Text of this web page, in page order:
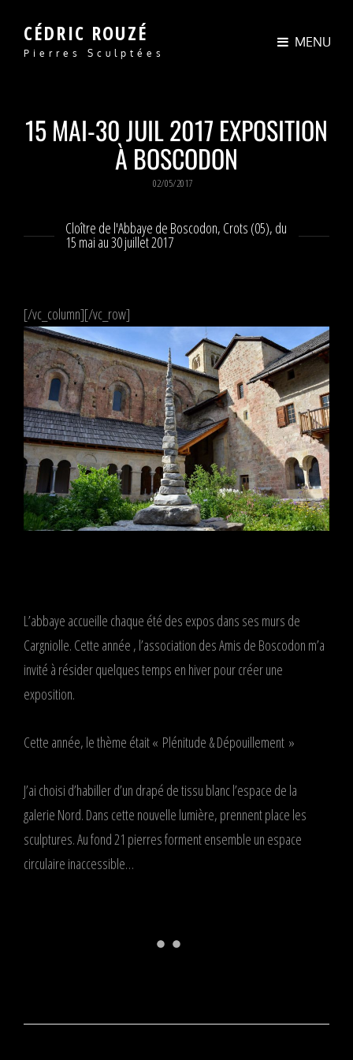
CÉDRIC ROUZÉ
Pierres Sculptées
MENU
15 MAI-30 JUIL 2017 EXPOSITION
À BOSCODON
POSTED
02/05/2017
Cloître de l'Abbaye de Boscodon, Crots (05), du
15 mai au 30 juillet 2017
[/vc_column][/vc_row]
L’abbaye accueille chaque été des expos dans ses murs de
Cargniolle. Cette année , l’association des Amis de Boscodon m’a
invité à résider quelques temps en hiver pour créer une
exposition.
Cette année, le thème était « Plénitude & Dépouillement »
J’ai choisi d’habiller d’un drapé de tissu blanc l’espace de la
galerie Nord. Dans cette nouvelle lumière, prennent place les
sculptures. Au fond 21 pierres forment ensemble un espace
circulaire inaccessible…